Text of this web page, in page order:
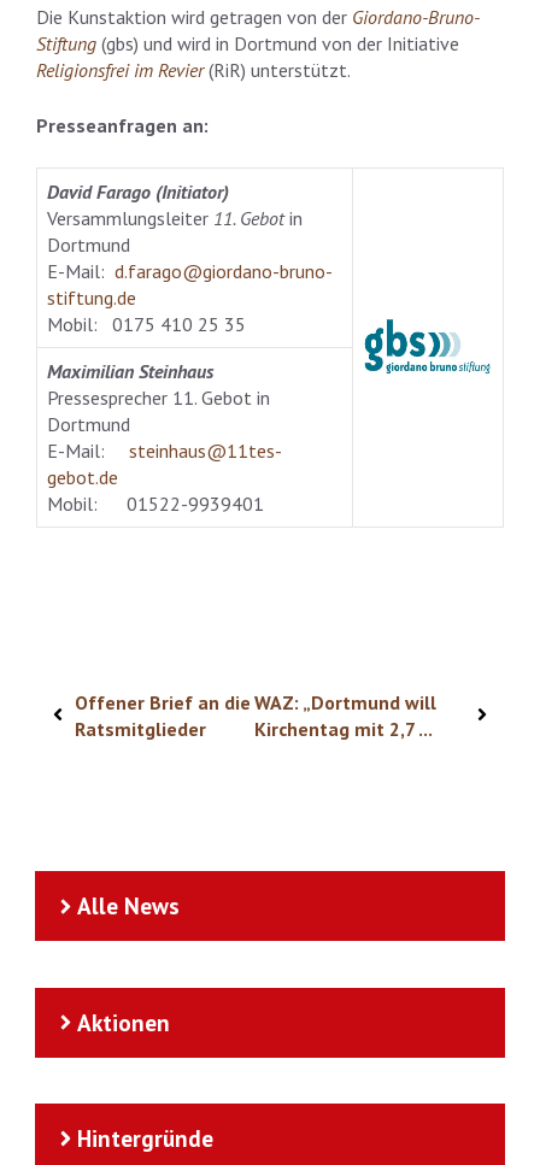
Die Kunstaktion wird getragen von der Giordano-Bruno-
Stiftung (gbs) und wird in Dortmund von der Initiative
Religionsfrei im Revier(RiR) unterstützt.
Presseanfragen an:
David Farago (Initiator)
Versammlungsleiter 11. Gebotin
Dortmund
E-Mail: d.farago@giordano-bruno-
stiftung.de
Mobil: 0175 410 25 35
Maximilian Steinhaus
Pressesprecher 11. Gebot in
Dortmund
E-Mail: steinhaus@11tes-
gebot.de
Mobil: 01522-9939401
Offener Brief an die
Ratsmitglieder
WAZ: „Dortmund will
Kirchentag mit 2,7 ...
Alle News
Aktionen
Hintergründe